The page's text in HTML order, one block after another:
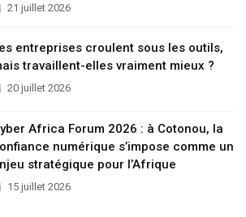
21 juillet 2026
entreprises croulent sous les outils,
travaillent-elles vraiment mieux ?
20 juillet 2026
Africa Forum 2026 : à Cotonou, la
numérique s’impose comme un
stratégique pour l’Afrique
15 juillet 2026